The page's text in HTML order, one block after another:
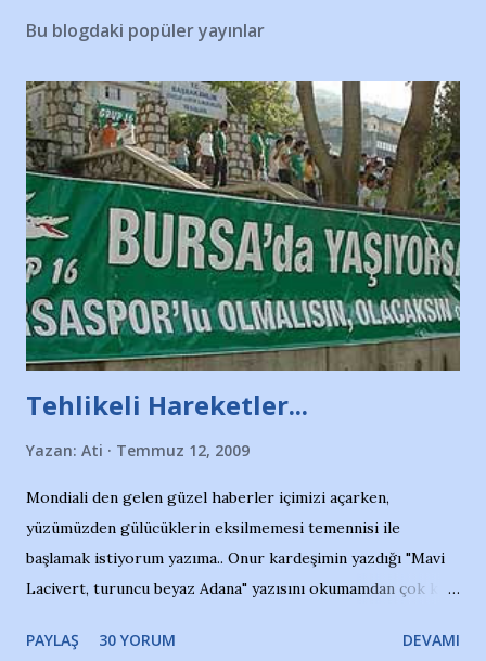
Bu blogdaki popüler yayınlar
Tehlikeli Hareketler...
Yazan: Ati Temmuz 12, 2009
Mondiali den gelen güzel haberler içimizi açarken,
yüzümüzden gülücüklerin eksilmemesi temennisi ile
başlamak istiyorum yazıma.. Onur kardeşimin yazdığı "Mavi
Lacivert, turuncu beyaz Adana" yazısını okumamdan çok kısa
irkildim.. "Bursasporlu taraftarlar, İstanbul takımlarının
PAYLAŞ 30 YORUM DEVAMI